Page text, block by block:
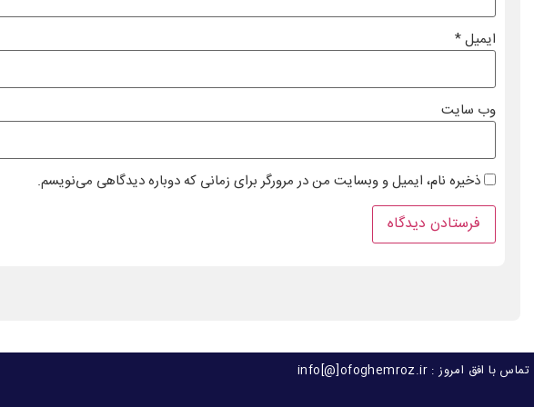
ایمیل*
وب‌ سایت
ذخیره نام، ایمیل و وبسایت من در مرورگر برای زمانی که دوباره دیدگاهی می‌نویسم.
تماس با افق امروز : info[@]ofoghemroz.ir